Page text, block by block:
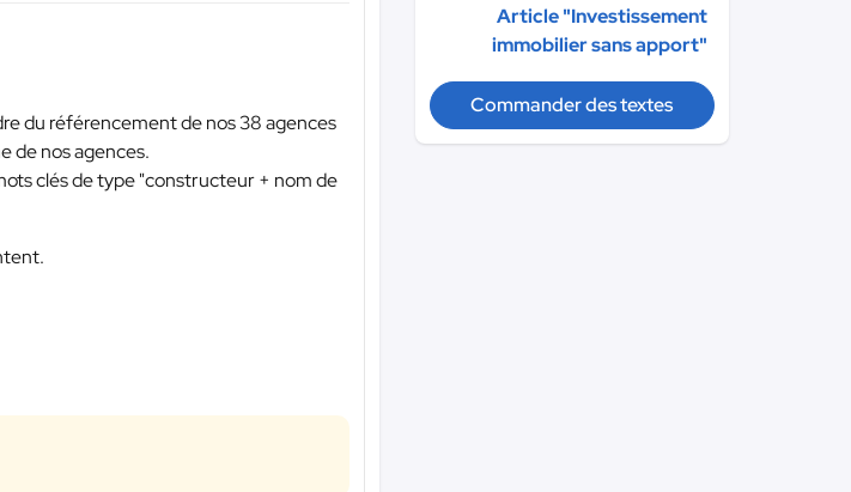
du référencement de nos 38 agences
de nos agences.
clés de type "constructeur + nom de
Article "Investissement
immobilier sans apport"
Commander des textes